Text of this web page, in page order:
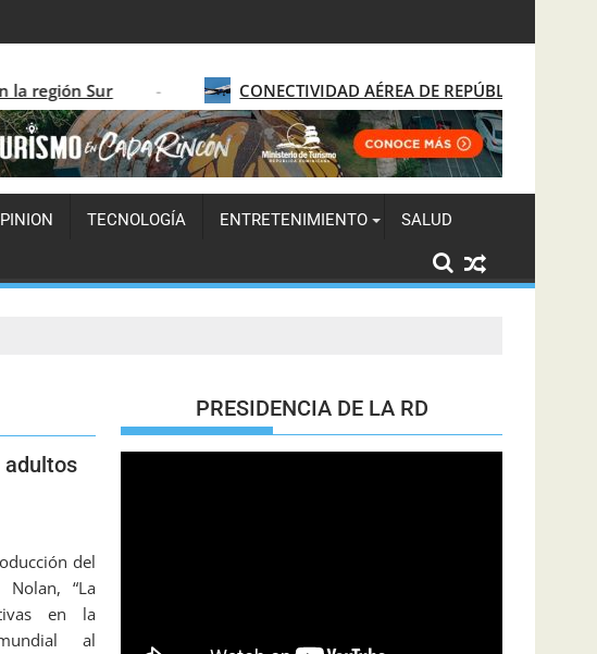
reestructuración política nacional
CONECTIVIDAD AÉREA DE REPÚBLICA DOMINICANA
TECNOLOGÍA ENTRETENIMIENTO SALUD
adultos
del
Nolan, “La
en la
al
PRESIDENCIA DE LA RD